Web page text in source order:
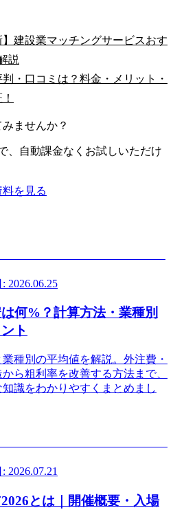
】建設業マッチングサービスおす
説
・口コミは？料金・メリット・
ませんか？
、自動課金なくお試しいただけ
を見る
2026.06.25
何%？計算方法・業種別
ト
種別の平均値を解説。外注費・
ら粗利率を改善する方法まで、
識をわかりやすくまとめまし
2026.07.21
とは｜開催概要・入場